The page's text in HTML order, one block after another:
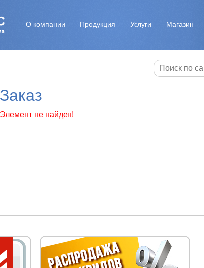
О компании Продукция Услуги Магазин
Заказ
Элемент не найден!